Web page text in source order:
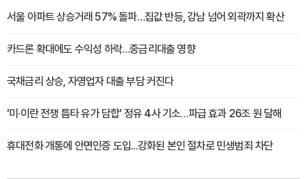
서울 아파트 상승거래 57% 돌파…집값 반등, 강남 넘어 외곽까지 확산
카드론 확대에도 수익성 하락…중금리대출 영향
국채금리 상승, 자영업자 대출 부담 커진다
'미·이란 전쟁 틈타 유가 담합' 정유 4사 기소…파급 효과 26조 원 달해
휴대전화 개통에 안면인증 도입...강화된 본인 절차로 민생범죄 차단